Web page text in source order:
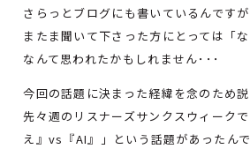
さらっとブログにも書いているんです
またま聞いて下さった方にとっては「
なんて思われたかもしれません･･･
今回の話題に決まった経緯を念のため説
先々週のリスナーズサンクスウィーク
え』vs『AI』」という話題があったんで